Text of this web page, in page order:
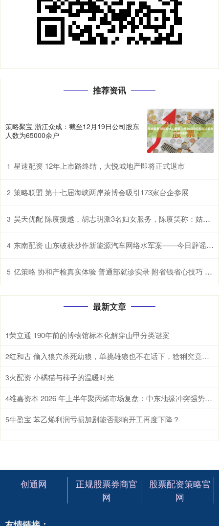
推荐资讯
策略聚宝 浙江众成：截至12月19日公司股东
人数为65000余户
1 星速配资 12年上市路终结，大悦城地产即将正式退市
2 策略联盟 第十七届海峡两岸茶博会吸引173家台企参展
3 昊天优配 陈赓援越，胡志明派3名妇女服务，陈赓笑称：姑娘，小姐，大嫂
4 东南配资 山东破获炒作新能源汽车网络水军案——今日辟谣（2025年12月18日）
5 亿策略 协和产检真实体验 普通部就诊实录 附省钱省心技巧 别白跑！协和产检必带资料 + 就诊流程 新手孕妈照做就行
最新文章
1荣立通 190年前的博物馆标本化解穿山甲分类谜案
2 红和古 偷入狼穴杀死幼狼，单挑雄狼也不在话下，猞猁究竟有多恐怖?
3火配资 小橘猫与柿子的温暖时光
4 维嘉资本 2026 年上半年聚丙烯市场复盘：中东地缘冲突强势扭转长期宽松下行格局
5牛盈宝 苯乙烯利润亏损加剧能否影响开工再度下降？
创通网
正规股票券商官
网
股票配资策略官
网